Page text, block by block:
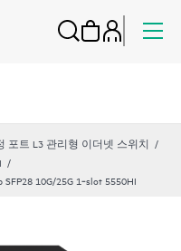
포트 L3 관리형 이더넷 스위치
SFP28 10G/25G 1‑slot 5550HI